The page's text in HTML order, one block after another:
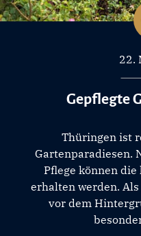
22.
Gepflegte
Thüringen ist
Gartenparadiesen.
Pflege können
erhalten werden.
vor dem